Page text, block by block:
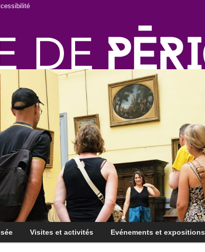
Visites et activités Evénements et expositions